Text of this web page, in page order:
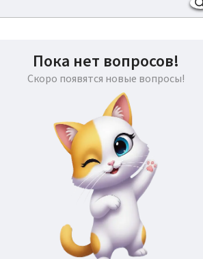
Пока нет вопросов!
Скоро появятся новые вопросы!